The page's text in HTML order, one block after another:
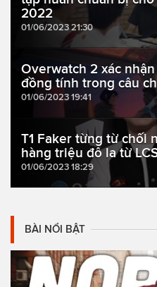
2022
01/06/2023 21:30
Overwatch 2 xác
đồng tính trong câu
01/06/2023 19:41
T1 Faker từng từ chối
hàng triệu đô la từ
01/06/2023 18:29
BÀI NỔI BẬT